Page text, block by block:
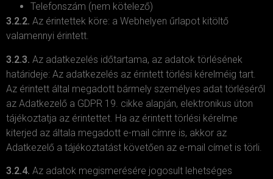
Telefonszám (nem kötelező)
3.2.2. Az érintettek köre: a Webhelyen űrlapot kitöltő
valamennyi érintett.
3.2.3. Az adatkezelés időtartama, az adatok törlésének
határideje: Az adatkezelés az érintett törlési kérelméig tart.
Az érintett által megadott bármely személyes adat törléséről
az Adatkezelő a GDPR 19. cikke alapján, elektronikus úton
tájékoztatja az érintettet. Ha az érintett törlési kérelme
kiterjed az általa megadott e-mail címre is, akkor az
Adatkezelő a tájékoztatást követően az e-mail címet is törli.
3.2.4. Az adatok megismerésére jogosult lehetséges